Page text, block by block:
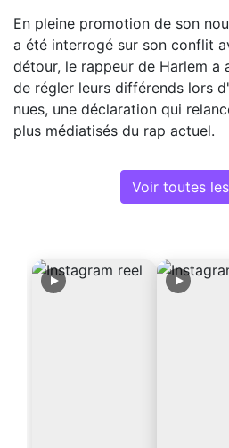
En pleine promotion de son
a été interrogé sur son conflit
détour, le rappeur de Harlem a
de régler leurs différends lors
nues, une déclaration qui
plus médiatisés du rap actuel.
Voir toutes